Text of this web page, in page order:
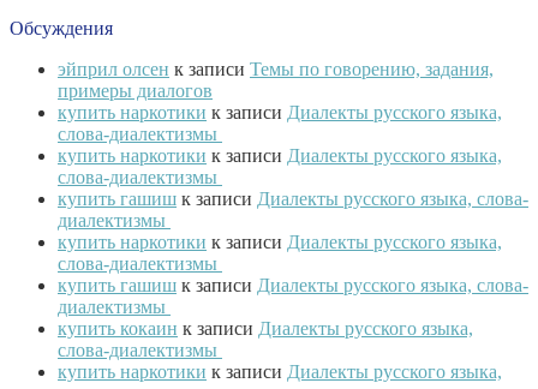
Обсуждения
эйприл олсен к записи Темы по говорению, задания,
примеры диалогов
купить наркотики к записи Диалекты русского языка,
слова-диалектизмы
купить наркотики к записи Диалекты русского языка,
слова-диалектизмы
купить гашиш к записи Диалекты русского языка, слова-
диалектизмы
купить наркотики к записи Диалекты русского языка,
слова-диалектизмы
купить гашиш к записи Диалекты русского языка, слова-
диалектизмы
купить кокаин к записи Диалекты русского языка,
слова-диалектизмы
купить наркотики к записи Диалекты русского языка,